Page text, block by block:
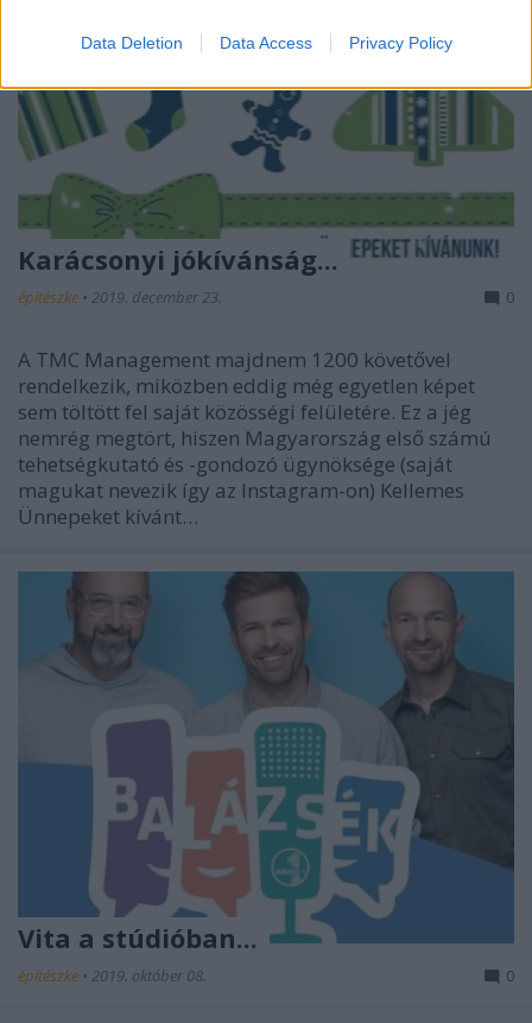
Data Deletion Data Access Privacy Policy
Karácsonyi jókívánság...
építészke • 2019. december 23. 0
A TMC Management majdnem 1200 követővel
rendelkezik, miközben eddig még egyetlen képet
sem töltött fel saját közösségi felületére. Ez a jég
nemrég megtört, hiszen Magyarország első számú
tehetségkutató és -gondozó ügynöksége (saját
magukat nevezik így az Instagram-on) Kellemes
Ünnepeket kívánt…
Vita a stúdióban...
építészke • 2019. október 08. 0